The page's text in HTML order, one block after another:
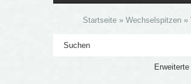
Startseite »Wechselspitzen »